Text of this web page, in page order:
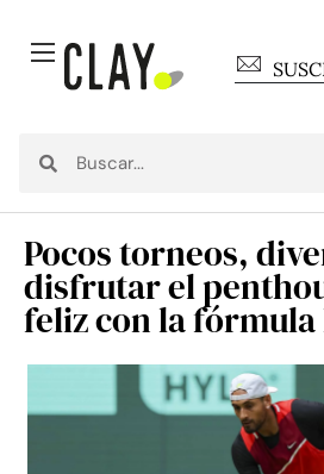
Pocos torneos,
disfrutar el
feliz con la